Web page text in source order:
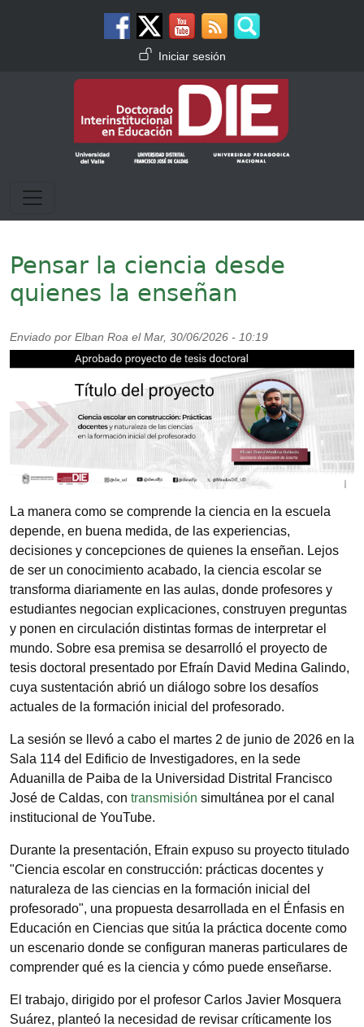
Menú de cuenta de usuario
Iniciar sesión
Pensar la ciencia desde
quienes la enseñan
Enviado por Elban Roa el Mar, 30/06/2026 - 10:19
La manera como se comprende la ciencia en la escuela
depende, en buena medida, de las experiencias,
decisiones y concepciones de quienes la enseñan. Lejos
de ser un conocimiento acabado, la ciencia escolar se
transforma diariamente en las aulas, donde profesores y
estudiantes negocian explicaciones, construyen preguntas
y ponen en circulación distintas formas de interpretar el
mundo. Sobre esa premisa se desarrolló el proyecto de
tesis doctoral presentado por Efraín David Medina Galindo,
cuya sustentación abrió un diálogo sobre los desafíos
actuales de la formación inicial del profesorado.
La sesión se llevó a cabo el martes 2 de junio de 2026 en la
Sala 114 del Edificio de Investigadores, en la sede
Aduanilla de Paiba de la Universidad Distrital Francisco
José de Caldas, con transmisión simultánea por el canal
institucional de YouTube.
Durante la presentación, Efrain expuso su proyecto titulado
"Ciencia escolar en construcción: prácticas docentes y
naturaleza de las ciencias en la formación inicial del
profesorado", una propuesta desarrollada en el Énfasis en
Educación en Ciencias que sitúa la práctica docente como
un escenario donde se configuran maneras particulares de
comprender qué es la ciencia y cómo puede enseñarse.
El trabajo, dirigido por el profesor Carlos Javier Mosquera
Suárez, planteó la necesidad de revisar críticamente los